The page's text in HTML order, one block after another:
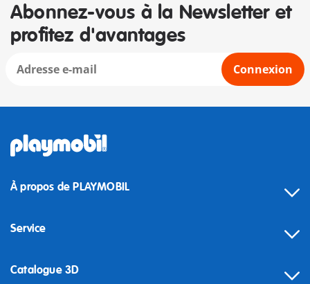
Abonnez-vous à la Newsletter et
profitez d'avantages
Connexion
À propos de PLAYMOBIL
Service
Catalogue 3D